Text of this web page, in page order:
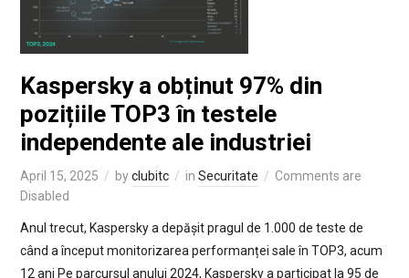
Kaspersky a obținut 97% din
pozițiile TOP3 în testele
independente ale industriei
April 15, 2025 byclubitc in Securitate
Comments are
Disabled
Anul trecut, Kaspersky a depășit pragul de 1.000 de teste de
când a început monitorizarea performanței sale în TOP3, acum
12 ani Pe parcursul anului 2024, Kaspersky a participat la 95 de